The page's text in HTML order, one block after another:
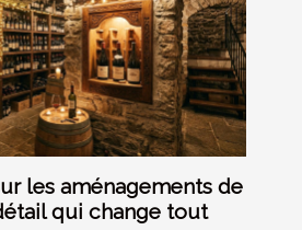
les aménagements de
qui change tout